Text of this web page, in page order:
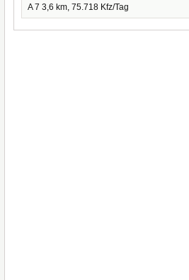
A 7 3,6 km, 75.718 Kfz/Tag